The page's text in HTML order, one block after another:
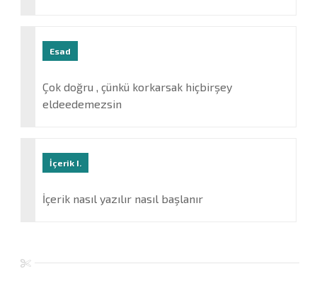
Esad
Çok doğru , çünkü korkarsak hiçbirşey
eldeedemezsin
İçerik I.
İçerik nasıl yazılır nasıl başlanır